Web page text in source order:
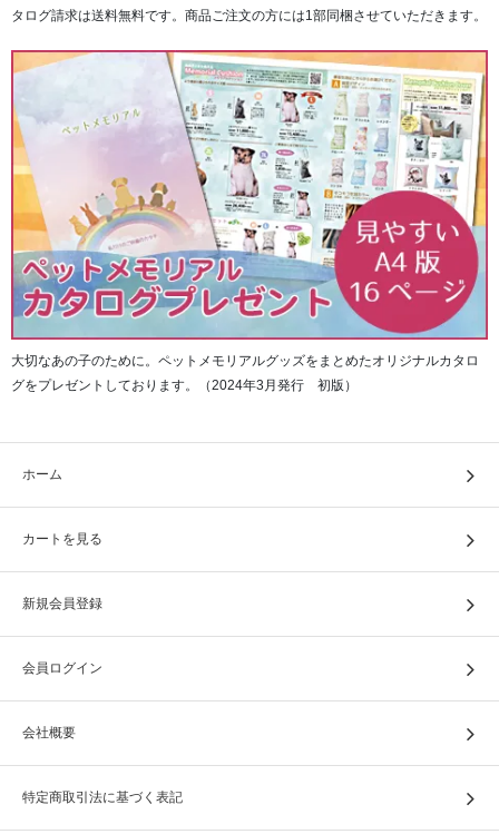
タログ請求は送料無料です。商品ご注文の方には1部同梱させていただきます。
大切なあの子のために。ペットメモリアルグッズをまとめたオリジナルカタロ
グをプレゼントしております。（2024年3月発行 初版）
ホーム
カートを見る
新規会員登録
会員ログイン
会社概要
特定商取引法に基づく表記